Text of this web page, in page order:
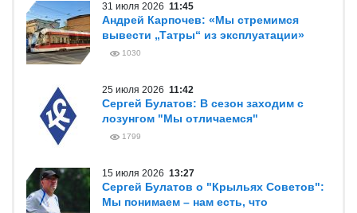
31 июля 2026 11:45
Андрей Карпочев: «Мы стремимся
вывести „Татры“ из эксплуатации»
1030
25 июля 2026 11:42
Сергей Булатов: В сезон заходим с
лозунгом "Мы отличаемся"
1799
15 июля 2026 13:27
Сергей Булатов о "Крыльях Советов":
Мы понимаем – нам есть, что